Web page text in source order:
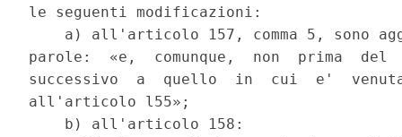
le seguenti modificazioni:
a) all'articolo 157, comma 5, sono
parole:  «e,  comunque,  non  prima
successivo  a  quello  in  cui  e'
all'articolo l55»;
    b) all'articolo 158: